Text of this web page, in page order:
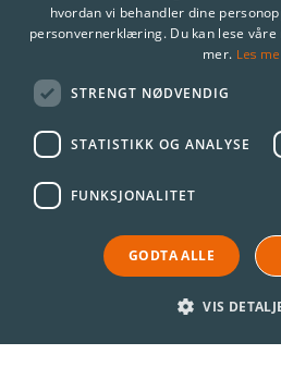
hvordan vi behandler dine
personvernerklæring. Du kan lese
mer. Les
STRENGT NØDVENDIG
STATISTIKK OG ANALYSE
FUNKSJONALITET
GODTA ALLE
VIS